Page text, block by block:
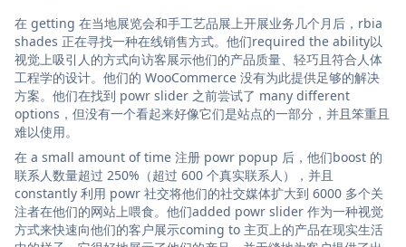
在 getting 在当地展览会和手工艺品展上开展业务几个月后，rbia
shades 正在寻找一种在线销售方式。他们required the ability以
视觉上吸引人的方式向访客展示他们的产品质量、轻巧且符合人体
工程学的设计。他们的 WooCommerce 没有为此提供足够的解决
方案。他们在找到 powr slider 之前尝试了 many different
options，但没有一个看起来好像它们是站点的一部分，并且笨重且
难以使用。
在 a small amount of time 注册 powr popup 后，他们boost 的
联系人数量超过 250%（超过 600 个真实联系人），并且
constantly 利用 powr 社交将他们的社交媒体扩大到 6000 多个关
注者在他们的网站上喂食。他们added powr slider 作为一种视觉
方式来快速向他们的客户展示coming to 主页上的产品在现实生活